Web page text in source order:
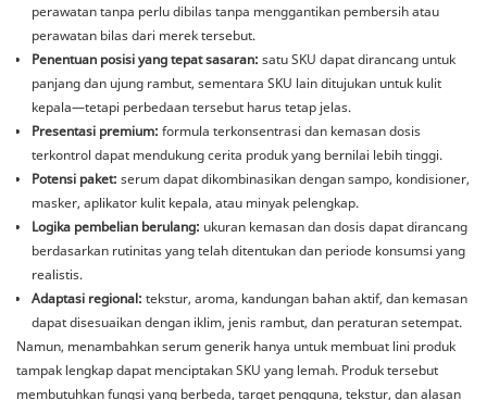
perawatan tanpa perlu dibilas tanpa menggantikan pembersih atau
perawatan bilas dari merek tersebut.
Penentuan posisi yang tepat sasaran: satu SKU dapat dirancang untuk
panjang dan ujung rambut, sementara SKU lain ditujukan untuk kulit
kepala—tetapi perbedaan tersebut harus tetap jelas.
Presentasi premium: formula terkonsentrasi dan kemasan dosis
terkontrol dapat mendukung cerita produk yang bernilai lebih tinggi.
Potensi paket: serum dapat dikombinasikan dengan sampo, kondisioner,
masker, aplikator kulit kepala, atau minyak pelengkap.
Logika pembelian berulang: ukuran kemasan dan dosis dapat dirancang
berdasarkan rutinitas yang telah ditentukan dan periode konsumsi yang
realistis.
Adaptasi regional: tekstur, aroma, kandungan bahan aktif, dan kemasan
dapat disesuaikan dengan iklim, jenis rambut, dan peraturan setempat.
Namun, menambahkan serum generik hanya untuk membuat lini produk
tampak lengkap dapat menciptakan SKU yang lemah. Produk tersebut
membutuhkan fungsi yang berbeda, target pengguna, tekstur, dan alasan